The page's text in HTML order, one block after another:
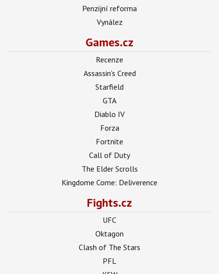
Penzijní reforma
Vynález
Games.cz
Recenze
Assassin's Creed
Starfield
GTA
Diablo IV
Forza
Fortnite
Call of Duty
The Elder Scrolls
Kingdome Come: Deliverence
Fights.cz
UFC
Oktagon
Clash of The Stars
PFL